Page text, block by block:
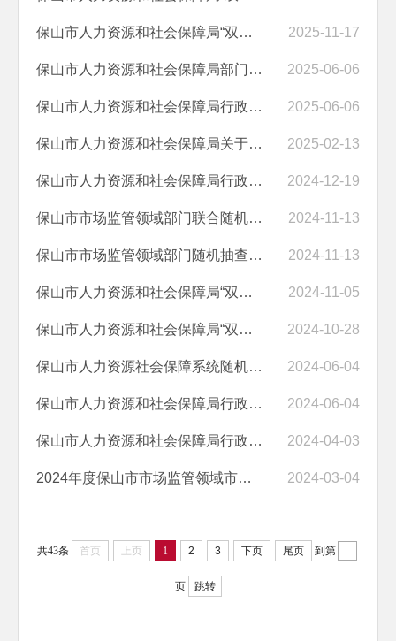
保山市人力资源和社会保障局“双随机、一公开”执法检查情况公示（一） 2025-11-17
保山市人力资源和社会保障局部门涉企行政检查事项清单（2025年版） 2025-06-06
保山市人力资源和社会保障局行政执法证件人员名单（2025年6月全国证） 2025-06-06
保山市人力资源和社会保障局关于印发2025年度部门和部门联合“双随机、... 2025-02-13
保山市人力资源和社会保障局行政执法主体资格公告清单 2024-12-19
保山市市场监管领域部门联合随机抽查事项清单（第五版） 2024-11-13
保山市市场监管领域部门随机抽查事项清单（第五版） 2024-11-13
保山市人力资源和社会保障局“双随机、一公开”执法检查情况公示（二） 2024-11-05
保山市人力资源和社会保障局“双随机、一公开”执法检查情况公示（一） 2024-10-28
保山市人力资源社会保障系统随机抽查执法依据 2024-06-04
保山市人力资源和社会保障局行政执法证件人员名单（2024年全国证） 2024-06-04
保山市人力资源和社会保障局行政执法突出问题清单 2024-04-03
2024年度保山市市场监管领域市级部门联合“双随机、一公开”抽查工作计... 2024-03-04
共43条 首页 上页 1 2 3 下页 尾页 到第
页 跳转